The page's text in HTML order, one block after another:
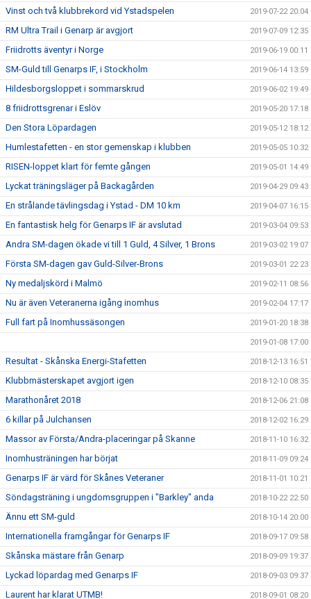
Vinst och två klubbrekord vid Ystadspelen 2019-07-22 20:04
RM Ultra Trail i Genarp är avgjort 2019-07-09 12:35
Friidrotts äventyr i Norge 2019-06-19 00:11
SM-Guld till Genarps IF, i Stockholm 2019-06-14 13:59
Hildesborgsloppet i sommarskrud 2019-06-02 19:49
8 friidrottsgrenar i Eslöv 2019-05-20 17:18
Den Stora Löpardagen 2019-05-12 18:12
Humlestafetten - en stor gemenskap i klubben 2019-05-05 10:32
RISEN-loppet klart för femte gången 2019-05-01 14:49
Lyckat träningsläger på Backagården 2019-04-29 09:43
En strålande tävlingsdag i Ystad - DM 10 km 2019-04-07 16:15
En fantastisk helg för Genarps IF är avslutad 2019-03-04 09:53
Andra SM-dagen ökade vi till 1 Guld, 4 Silver, 1 Brons 2019-03-02 19:07
Första SM-dagen gav Guld-Silver-Brons 2019-03-01 22:23
Ny medaljskörd i Malmö 2019-02-11 08:56
Nu är även Veteranerna igång inomhus 2019-02-04 17:17
Full fart på Inomhussäsongen 2019-01-20 18:38
2019-01-08 17:00
Resultat - Skånska Energi-Stafetten 2018-12-13 16:51
Klubbmästerskapet avgjort igen 2018-12-10 08:35
Marathonåret 2018 2018-12-06 21:08
6 killar på Julchansen 2018-12-02 16:29
Massor av Första/Andra-placeringar på Skanne 2018-11-10 16:32
Inomhusträningen har börjat 2018-11-09 09:24
Genarps IF är värd för Skånes Veteraner 2018-11-01 10:21
Söndagsträning i ungdomsgruppen i "Barkley" anda 2018-10-22 22:50
Ännu ett SM-guld 2018-10-14 20:00
Internationella framgångar för Genarps IF 2018-09-17 09:58
Skånska mästare från Genarp 2018-09-09 19:37
Lyckad löpardag med Genarps IF 2018-09-03 09:37
Laurent har klarat UTMB! 2018-09-01 08:20